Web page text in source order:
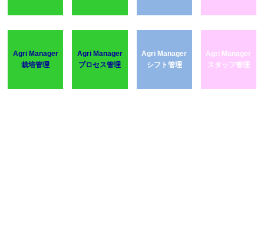
Agri Manager
栽培管理
Agri Manager
プロセス管理
Agri Manager
シフト管理
Agri Manager
スタッフ管理